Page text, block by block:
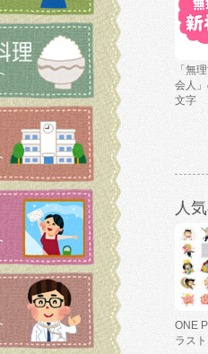
「無
会人
文字
人
ONE
ラス